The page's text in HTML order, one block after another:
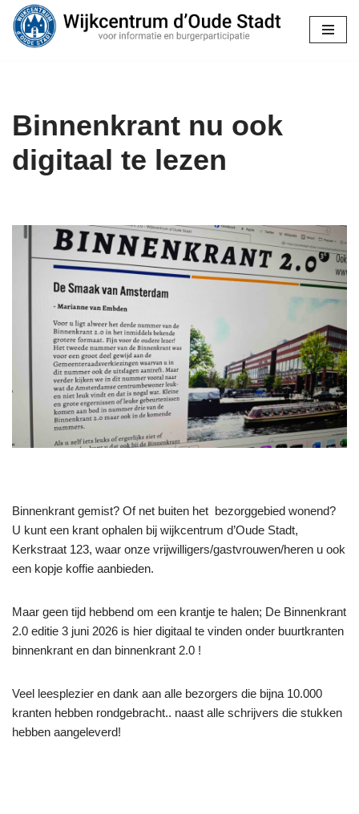
Ga
Binnenkrant nu ook
digitaal te lezen
Binnenkrant gemist? Of net buiten het bezorggebied wonend?
U kunt een krant ophalen bij wijkcentrum d’Oude Stadt,
Kerkstraat 123, waar onze vrijwilligers/gastvrouwen/heren u ook
een kopje koffie aanbieden.
Maar geen tijd hebbend om een krantje te halen; De Binnenkrant
2.0 editie 3 juni 2026 is hier digitaal te vinden onder buurtkranten
binnenkrant en dan binnenkrant 2.0 !
Veel leesplezier en dank aan alle bezorgers die bijna 10.000
kranten hebben rondgebracht.. naast alle schrijvers die stukken
hebben aangeleverd!